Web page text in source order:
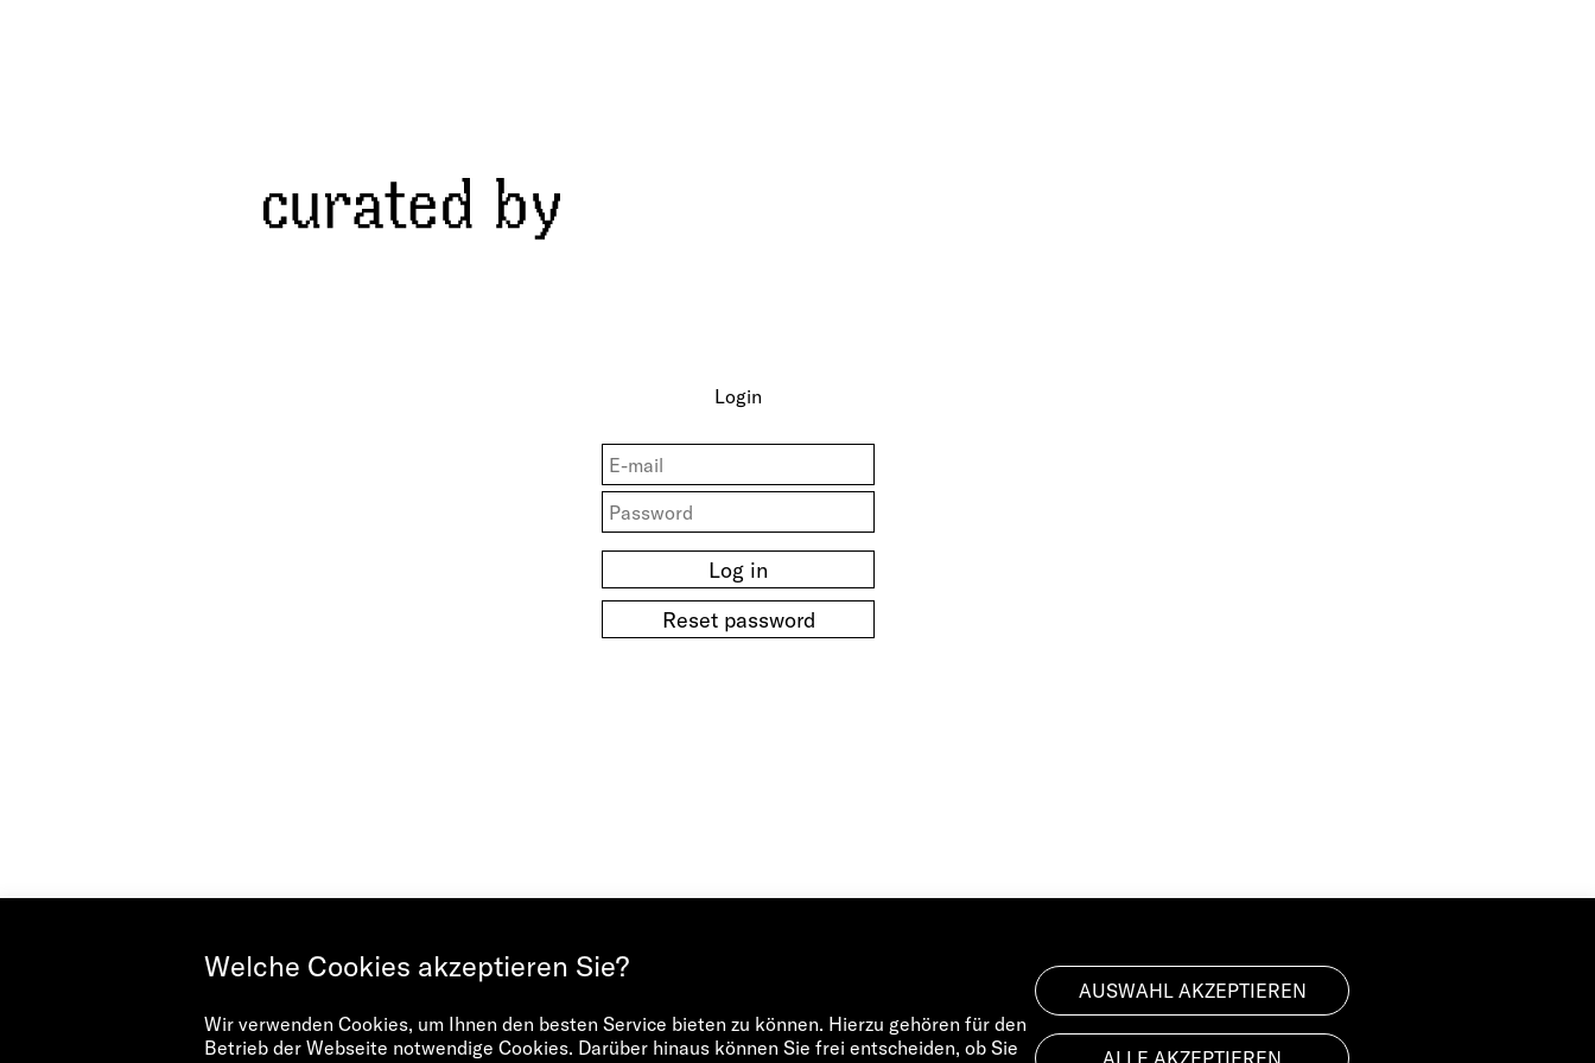
Welche Cookies akzeptieren Sie?
Wir verwenden Cookies, um Ihnen den besten Service bieten zu können. Hierzu gehören für den
Betrieb der Webseite notwendige Cookies. Darüber hinaus können Sie frei entscheiden, ob Sie
AUSWAHL AKZEPTIEREN
ALLE AKZEPTIEREN
Login
Log in
Reset password